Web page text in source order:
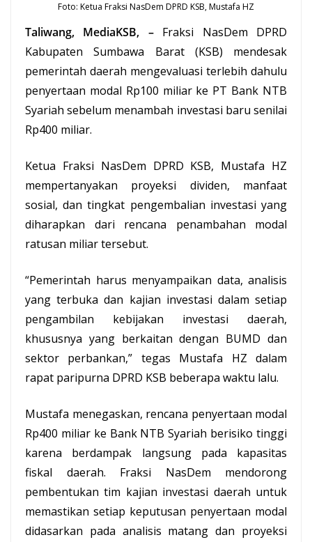
Foto: Ketua Fraksi NasDem DPRD KSB, Mustafa HZ
Taliwang, MediaKSB, –Fraksi NasDem DPRD
Kabupaten Sumbawa Barat (KSB) mendesak
pemerintah daerah mengevaluasi terlebih dahulu
penyertaan modal Rp100 miliar ke PT Bank NTB
Syariah sebelum menambah investasi baru senilai
Rp400 miliar.
Ketua Fraksi NasDem DPRD KSB, Mustafa HZ
mempertanyakan proyeksi dividen, manfaat
sosial, dan tingkat pengembalian investasi yang
diharapkan dari rencana penambahan modal
ratusan miliar tersebut.
“Pemerintah harus menyampaikan data, analisis
yang terbuka dan kajian investasi dalam setiap
pengambilan kebijakan investasi daerah,
khususnya yang berkaitan dengan BUMD dan
sektor perbankan,” tegas Mustafa HZ dalam
rapat paripurna DPRD KSB beberapa waktu lalu.
Mustafa menegaskan, rencana penyertaan modal
Rp400 miliar ke Bank NTB Syariah berisiko tinggi
karena berdampak langsung pada kapasitas
fiskal daerah. Fraksi NasDem mendorong
pembentukan tim kajian investasi daerah untuk
memastikan setiap keputusan penyertaan modal
didasarkan pada analisis matang dan proyeksi